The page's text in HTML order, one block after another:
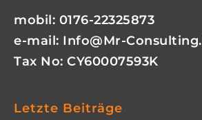
mobil: 0176-22325873
e-mail: Info@mr-
Tax No: CY60007593K
Letzte Beiträge